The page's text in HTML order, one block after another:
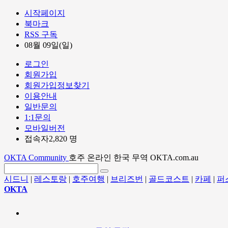
시작페이지
북마크
RSS 구독
08월 09일(일)
로그인
회원가입
회원가입정보찾기
이용안내
일반문의
1:1문의
모바일버전
접속자2,820 명
OKTA Community 호주 온라인 한국 무역 OKTA.com.au
시드니 | 레스토랑 | 호주여행 | 브리즈번 | 골드코스트 | 카페 | 퍼
OKTA